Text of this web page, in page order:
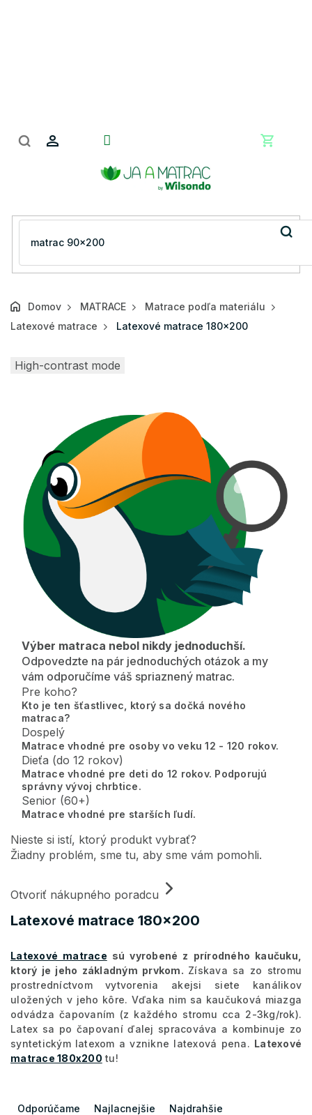
Domov MATRACE
Matrace podľa materiálu
Latexové matrace
Latexové matrace 180x200
Latexové matrace 180x200
High-contrast mode
Výber matraca nebol nikdy jednoduchší.
Odpovedzte na pár jednoduchých otázok a my
vám odporučíme váš spriaznený matrac.
Pre koho?
Kto je ten šťastlivec, ktorý sa dočká nového
matraca?
Dospelý
Matrace vhodné pre osoby vo veku 12 - 120 rokov.
Dieťa (do 12 rokov)
Matrace vhodné pre deti do 12 rokov. Podporujú
správny vývoj chrbtice.
Senior (60+)
Matrace vhodné pre starších ľudí.
Nieste si istí, ktorý produkt vybrať?
Žiadny problém, sme tu, aby sme vám pomohli.
Otvoriť nákupného poradcu
Latexové matrace sú vyrobené z prírodného kaučuku,
ktorý je jeho základným prvkom. Získava sa zo stromu
prostredníctvom vytvorenia akejsi siete kanálikov
uložených v jeho kôre. Vďaka nim sa kaučuková miazga
odvádza čapovaním (z každého stromu cca 2-3kg/rok).
Latex sa po čapovaní ďalej spracováva a kombinuje zo
syntetickým latexom a vznikne latexová pena. Latexové
matrace 180x200 tu!
Odporúčame Najlacnejšie Najdrahšie